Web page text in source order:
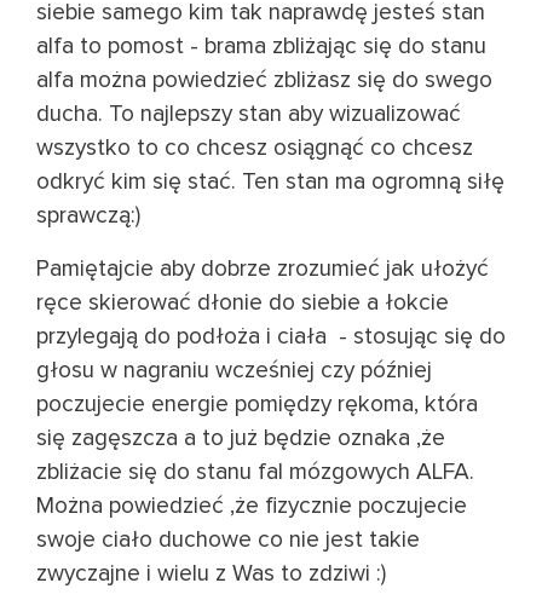
siebie samego kim tak naprawdę jesteś stan
alfa to pomost - brama zbliżając się do stanu
alfa można powiedzieć zbliżasz się do swego
ducha. To najlepszy stan aby wizualizować
wszystko to co chcesz osiągnąć co chcesz
odkryć kim się stać. Ten stan ma ogromną siłę
sprawczą:)
Pamiętajcie aby dobrze zrozumieć jak ułożyć
ręce skierować dłonie do siebie a łokcie
przylegają do podłoża i ciała - stosując się do
głosu w nagraniu wcześniej czy później
poczujecie energie pomiędzy rękoma, która
się zagęszcza a to już będzie oznaka ,że
zbliżacie się do stanu fal mózgowych ALFA.
Można powiedzieć ,że fizycznie poczujecie
swoje ciało duchowe co nie jest takie
zwyczajne i wielu z Was to zdziwi :)